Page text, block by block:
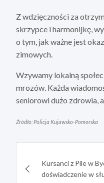
Z wdzięczności za
skrzypce i harmonijkę,
o tym, jak ważne jest
zimowych.
Wzywamy lokalną
mrozów. Każda
seniorowi dużo zdrowia,
Źródło: Policja Kujawsko-Pomorska
wpisuKursanci z Pile w
doświadczenie w